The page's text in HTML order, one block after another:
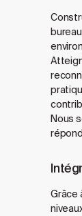
Nous
Grâce